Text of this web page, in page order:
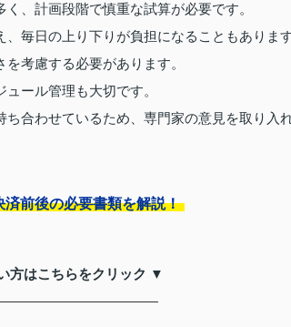
、計画段階で慎重な試算が必要です。
毎日の上り下りが負担になることもあります
考慮する必要があります。
ール管理も大切です。
合わせているため、専門家の意見を取り入
前後の必要書類を解説！
方はこちらをクリック ▼